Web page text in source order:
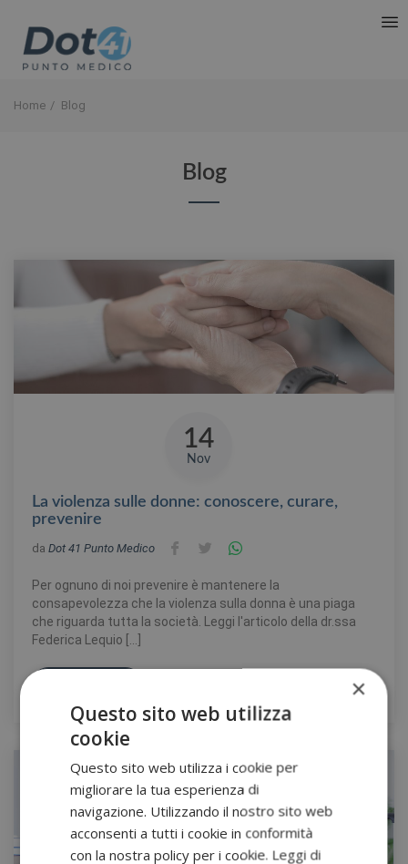
Home Blog
Blog
14
Nov
La violenza sulle donne: conoscere, curare,
prevenire
da Dot 41 Punto Medico
Per ognuno di noi prevenire è mantenere la
consapevolezza che la violenza sulla donna è una piaga
che riguarda tutta la società. Leggi l'articolo della dr.ssa
Federica Lequio […]
×
Questo sito web utilizza
cookie
Questo sito web utilizza i cookie per
migliorare la tua esperienza di
navigazione. Utilizzando il nostro sito web
acconsenti a tutti i cookie in conformità
con la nostra policy per i cookie. Leggi di